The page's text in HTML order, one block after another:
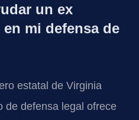
un ex
mi defensa de
estatal de Virginia
de defensa legal ofrece